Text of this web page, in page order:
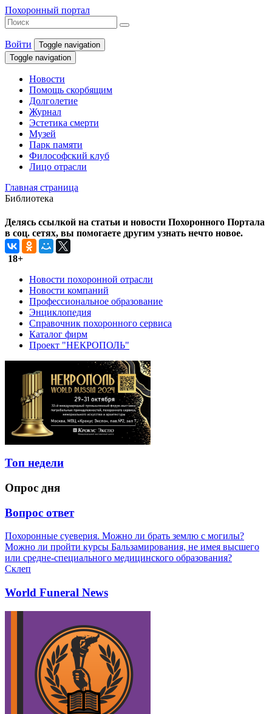
Похоронный портал
Войти
Toggle navigation
Toggle navigation
Новости
Помощь скорбящим
Долголетие
Журнал
Эстетика смерти
Музей
Парк памяти
Философский клуб
Лицо отрасли
Главная страница
Библиотека
Делясь ссылкой на статьи и новости Похоронного Портала
в соц. сетях, вы помогаете другим узнать нечто новое.
18+
Новости похоронной отрасли
Новости компаний
Профессиональное образование
Энциклопедия
Справочник похоронного сервиса
Каталог фирм
Проект "НЕКРОПОЛЬ"
Топ недели
Опрос дня
Вопрос ответ
Похоронные суеверия. Можно ли брать землю с могилы?
Можно ли пройти курсы Бальзамирования, не имея высшего
или средне-специального медицинского образования?
Склеп
World Funeral News